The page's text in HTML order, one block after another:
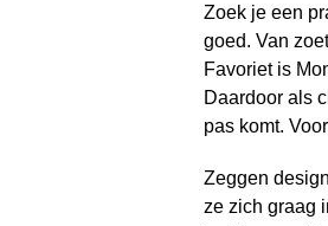
Zoek je een
goed. Van
Favoriet is
Daardoor als
pas komt.
Zeggen
ze zich graag